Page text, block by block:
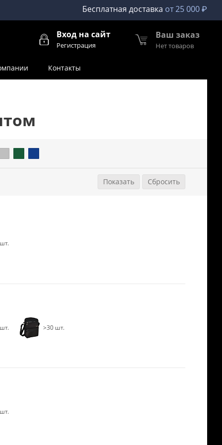
Бесплатная доставка от 25 000 ₽
Вход на сайт
Регистрация
Ваш заказ
Нет товаров
Контакты
Сбросить
>30 шт.